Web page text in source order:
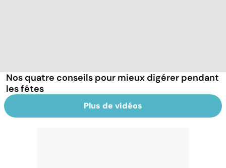
Nos quatre conseils pour mieux digérer pendant
les fêtes
Plus de vidéos